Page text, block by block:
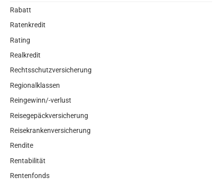
Rabatt
Ratenkredit
Rating
Realkredit
Rechtsschutzversicherung
Regionalklassen
Reingewinn/-verlust
Reisegepäckversicherung
Reisekrankenversicherung
Rendite
Rentabilität
Rentenfonds